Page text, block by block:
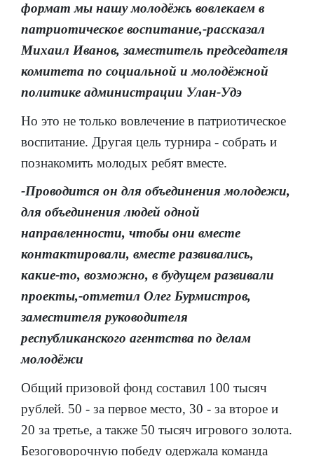
формат мы нашу молодёжь вовлекаем в
патриотическое воспитание,-рассказал
Михаил Иванов, заместитель председателя
комитета по социальной и молодёжной
политике администрации Улан-Удэ
Но это не только вовлечение в патриотическое
воспитание. Другая цель турнира - собрать и
познакомить молодых ребят вместе.
-Проводится он для объединения молодежи,
для объединения людей одной
направленности, чтобы они вместе
контактировали, вместе развивались,
какие-то, возможно, в будущем развивали
проекты,-отметил Олег Бурмистров,
заместителя руководителя
республиканского агентства по делам
молодёжи
Общий призовой фонд составил 100 тысяч
рублей. 50 - за первое место, 30 - за второе и
20 за третье, а также 50 тысяч игрового золота.
Безоговорочную победу одержала команда